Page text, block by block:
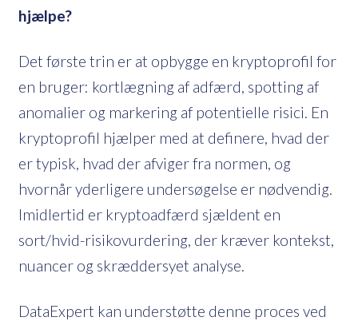
hjælpe?
Det første trin er at opbygge en kryptoprofil for
en bruger: kortlægning af adfærd, spotting af
anomalier og markering af potentielle risici. En
kryptoprofil hjælper med at definere, hvad der
er typisk, hvad der afviger fra normen, og
hvornår yderligere undersøgelse er nødvendig.
Imidlertid er kryptoadfærd sjældent en
sort/hvid-risikovurdering, der kræver kontekst,
nuancer og skræddersyet analyse.
DataExpert kan understøtte denne proces ved